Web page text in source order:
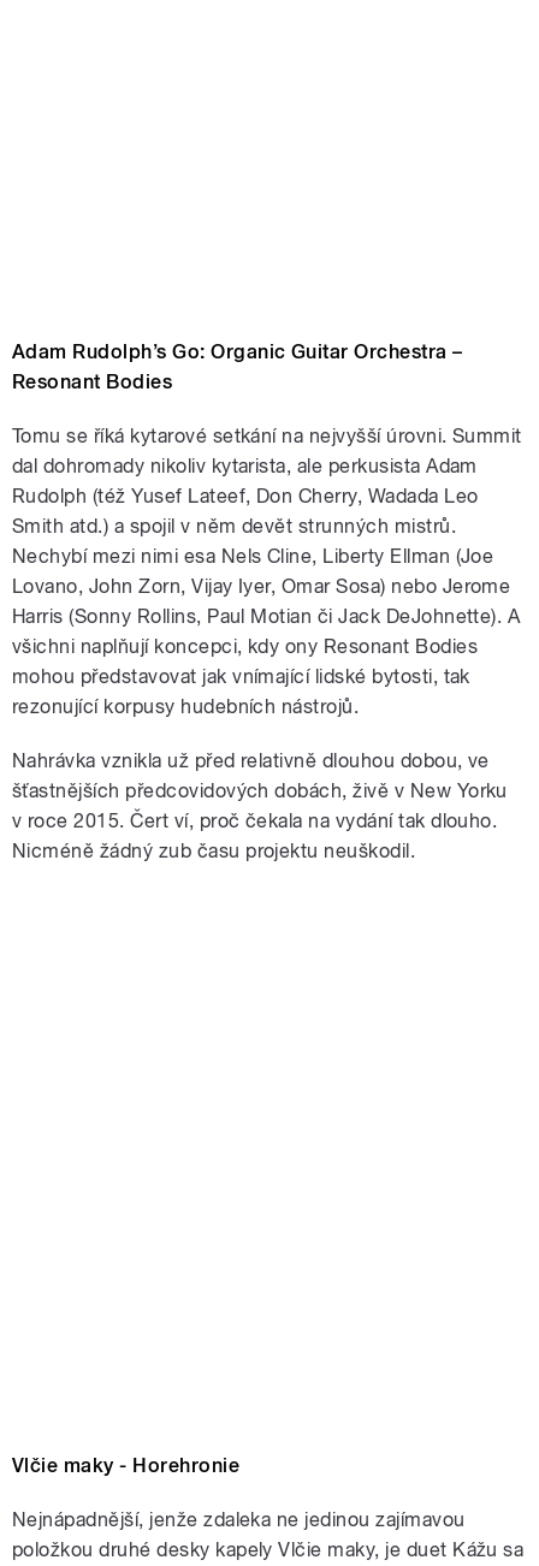
Adam Rudolph’s Go: Organic Guitar Orchestra –
Resonant Bodies
Tomu se říká kytarové setkání na nejvyšší úrovni. Summit
dal dohromady nikoliv kytarista, ale perkusista Adam
Rudolph (též Yusef Lateef, Don Cherry, Wadada Leo
Smith atd.) a spojil v něm devět strunných mistrů.
Nechybí mezi nimi esa Nels Cline, Liberty Ellman (Joe
Lovano, John Zorn, Vijay Iyer, Omar Sosa) nebo Jerome
Harris (Sonny Rollins, Paul Motian či Jack DeJohnette). A
všichni naplňují koncepci, kdy ony Resonant Bodies
mohou představovat jak vnímající lidské bytosti, tak
rezonující korpusy hudebních nástrojů.
Nahrávka vznikla už před relativně dlouhou dobou, ve
šťastnějších předcovidových dobách, živě v New Yorku
v roce 2015. Čert ví, proč čekala na vydání tak dlouho.
Nicméně žádný zub času projektu neuškodil.
Vlčie maky - Horehronie
Nejnápadnější, jenže zdaleka ne jedinou zajímavou
položkou druhé desky kapely Vlčie maky, je duet Kážu sa